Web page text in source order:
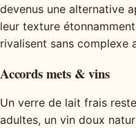
devenus une alternative
leur texture
rivalisent sans complexe
Accords mets & vins
Un verre de lait frais
adultes, un vin doux